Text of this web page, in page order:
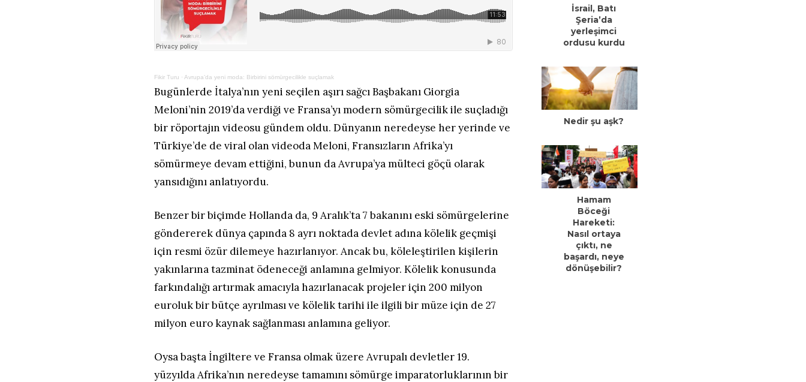
Fikir Turu · Avrupa’da yeni moda: Birbirini sömürgecilikle suçlamak
Bugünlerde İtalya’nın yeni seçilen aşırı sağcı Başbakanı Giorgia
Meloni’nin 2019’da verdiği ve Fransa’yı modern sömürgecilik ile suçladığı
bir röportajın videosu gündem oldu. Dünyanın neredeyse her yerinde ve
Türkiye’de de viral olan videoda Meloni, Fransızların Afrika’yı
sömürmeye devam ettiğini, bunun da Avrupa’ya mülteci göçü olarak
yansıdığını anlatıyordu.
Benzer bir biçimde Hollanda da, 9 Aralık’ta 7 bakanını eski sömürgelerine
göndererek dünya çapında 8 ayrı noktada devlet adına kölelik geçmişi
için resmi özür dilemeye hazırlanıyor. Ancak bu, köleleştirilen kişilerin
yakınlarına tazminat ödeneceği anlamına gelmiyor. Kölelik konusunda
farkındalığı artırmak amacıyla hazırlanacak projeler için 200 milyon
euroluk bir bütçe ayrılması ve kölelik tarihi ile ilgili bir müze için de 27
milyon euro kaynak sağlanması anlamına geliyor.
Oysa başta İngiltere ve Fransa olmak üzere Avrupalı devletler 19.
yüzyılda Afrika’nın neredeyse tamamını sömürge imparatorluklarının bir
İsrail, Batı
Şeria’da
yerleşimci
ordusu kurdu
Nedir şu aşk?
Hamam
Böceği
Hareketi:
Nasıl ortaya
çıktı, ne
başardı, neye
dönüşebilir?